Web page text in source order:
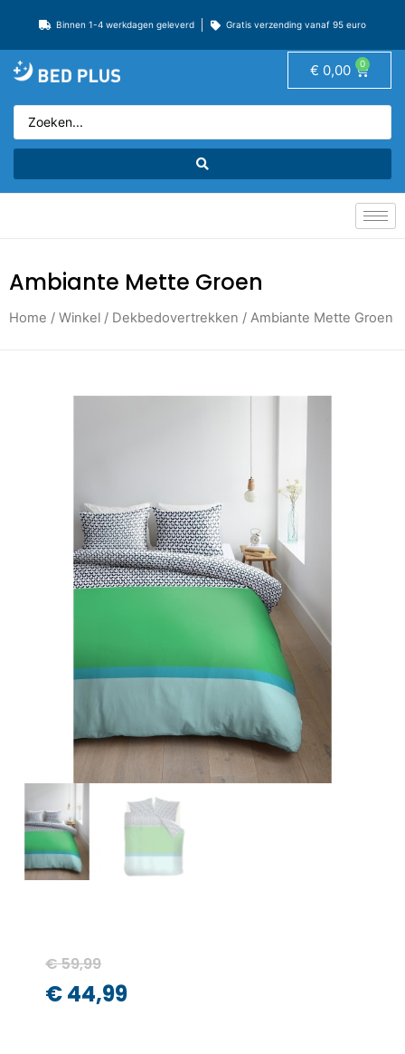
Binnen 1-4 werkdagen geleverd Gratis verzending vanaf 95 euro
€ 0,00 0
Ambiante Mette Groen
Home / Winkel / Dekbedovertrekken / Ambiante Mette Groen
€59,99
€44,99